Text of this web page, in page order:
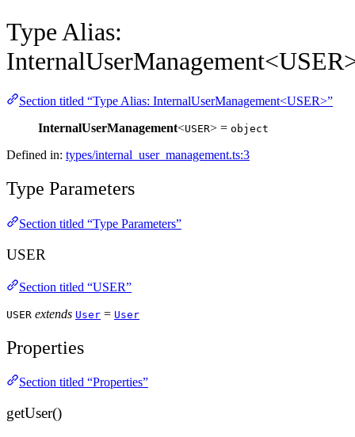
Type Alias:
Section titled “Type Alias: InternalUserManagement<USER>”
InternalUserManagement<USER> = object
Defined in: types/internal_user_management.ts:3
Type Parameters
Section titled “Type Parameters”
USER
Section titled “USER”
USER extends User = User
Properties
Section titled “Properties”
getUser()